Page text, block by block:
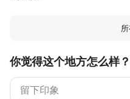
你觉得这个地方怎么样？